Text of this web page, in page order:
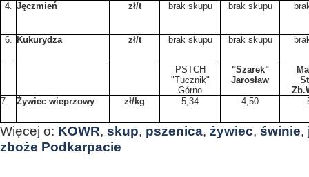
4. Jęczmień zł/t brak skupu brak skupu
6. Kukurydza zł/t brak skupu brak skupu
PSTCH
"Tucznik"
Górno
"Szarek"
Jarosław
7.
Żywiec wieprzowy zł/kg 5,34 4,50
Więcej o: KOWR, skup, pszenica, żywiec, świnie,
zboże Podkarpacie